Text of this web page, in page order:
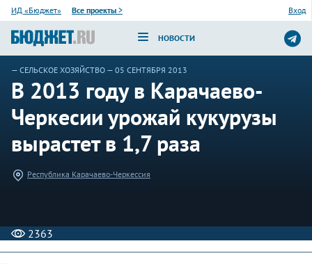
ИД «Бюджет» Все проекты > Вход
НОВОСТИ
— СЕЛЬСКОЕ ХОЗЯЙСТВО — 05 СЕНТЯБРЯ 2013
В 2013 году в Карачаево-
Черкесии урожай кукурузы
вырастет в 1,7 раза
Республика Карачаево-Черкессия
2363